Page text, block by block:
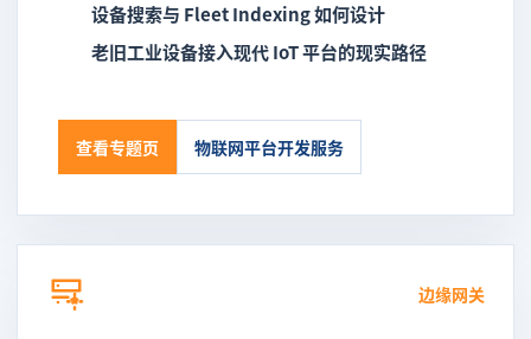
设备搜索与 Fleet Indexing 如何设计
老旧工业设备接入现代 IoT 平台的现实路径
查看专题页 物联网平台开发服务
边缘网关